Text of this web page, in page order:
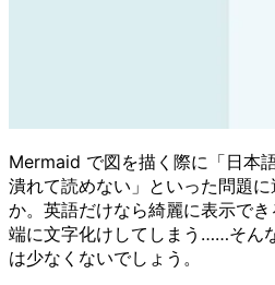
Mermaid で図を描く際に「日本
潰れて読めない」といった問題
か。英語だけなら綺麗に表示で
端に文字化けしてしまう……そん
は少なくないでしょう。